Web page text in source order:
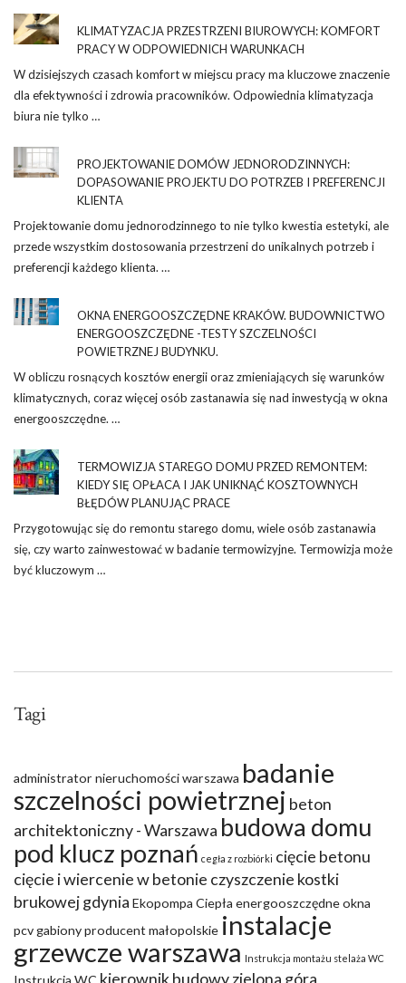
KLIMATYZACJA PRZESTRZENI BIUROWYCH: KOMFORT
PRACY W ODPOWIEDNICH WARUNKACH
W dzisiejszych czasach komfort w miejscu pracy ma kluczowe znaczenie
dla efektywności i zdrowia pracowników. Odpowiednia klimatyzacja
biura nie tylko …
PROJEKTOWANIE DOMÓW JEDNORODZINNYCH:
DOPASOWANIE PROJEKTU DO POTRZEB I PREFERENCJI
KLIENTA
Projektowanie domu jednorodzinnego to nie tylko kwestia estetyki, ale
przede wszystkim dostosowania przestrzeni do unikalnych potrzeb i
preferencji każdego klienta. …
OKNA ENERGOOSZCZĘDNE KRAKÓW. BUDOWNICTWO
ENERGOOSZCZĘDNE -TESTY SZCZELNOŚCI
POWIETRZNEJ BUDYNKU.
W obliczu rosnących kosztów energii oraz zmieniających się warunków
klimatycznych, coraz więcej osób zastanawia się nad inwestycją w okna
energooszczędne. …
TERMOWIZJA STAREGO DOMU PRZED REMONTEM:
KIEDY SIĘ OPŁACA I JAK UNIKNĄĆ KOSZTOWNYCH
BŁĘDÓW PLANUJĄC PRACE
Przygotowując się do remontu starego domu, wiele osób zastanawia
się, czy warto zainwestować w badanie termowizyjne. Termowizja może
być kluczowym …
Tagi
administrator nieruchomości warszawa badanie
szczelności powietrznej beton
architektoniczny - Warszawa budowa domu
pod klucz poznań cegła z rozbiórki cięcie betonu
cięcie i wiercenie w betonie czyszczenie kostki
brukowej gdynia Ekopompa Ciepła energooszczędne okna
pcvgabiony producent małopolskie instalacje
grzewcze warszawa Instrukcja montażu stelaża WC
kierownik budowy zielona góra